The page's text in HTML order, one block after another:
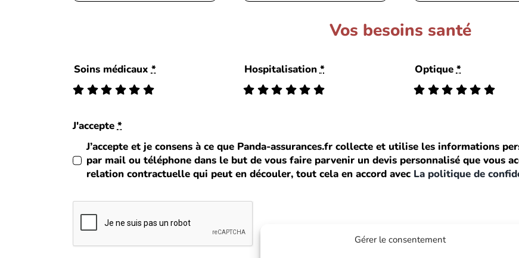
Gérer le consentement
Vos besoins santé
Soins médicaux* Hospitalisation* Optique*
J'accepte*
J’accepte et je consens à ce que Panda-assurances.fr collecte et utilise les informations
par mail ou téléphone dans le but de vous faire parvenir un devis personnalisé que vous
relation contractuelle qui peut en découler, tout cela en accord avec La politique de